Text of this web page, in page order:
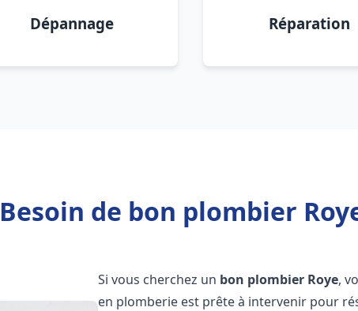
Dépannage Réparation
Besoin de bon plombier
Si vous cherchez un bon plombier Roye,
en plomberie est prête à intervenir pour